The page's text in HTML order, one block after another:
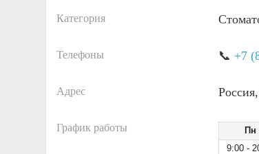
Категория
Телефоны 📞 +7
Адрес
График работы Пн
9:00 -